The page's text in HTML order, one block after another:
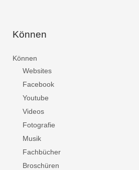
Können
Können
Websites
Facebook
Youtube
Videos
Fotografie
Musik
Fachbücher
Broschüren